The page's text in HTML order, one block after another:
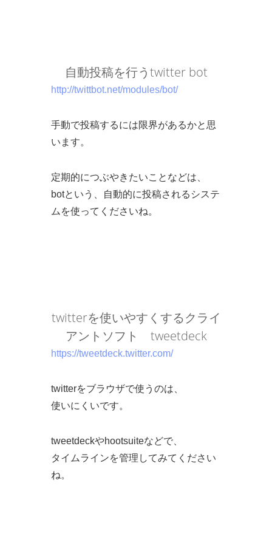
自動投稿を行うtwitter bot
http://twittbot.net/modules/bot/
手動で投稿するには限界があるかと思
います。
定期的につぶやきたいことなどは、
botという、自動的に投稿されるシステ
ムを使ってくださいね。
twitterを使いやすくするクライ
アントソフト tweetdeck
https://tweetdeck.twitter.com/
twitterをブラウザで使うのは、
使いにくいです。
tweetdeckやhootsuiteなどで、
タイムラインを管理してみてください
ね。